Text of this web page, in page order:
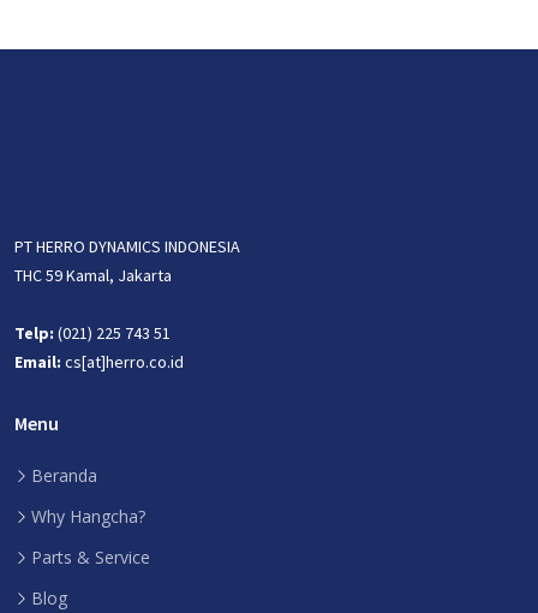
PT HERRO DYNAMICS INDONESIA
THC 59 Kamal, Jakarta
Telp: (021) 225 743 51
Email: cs[at]herro.co.id
Menu
Beranda
Why Hangcha?
Parts & Service
Blog